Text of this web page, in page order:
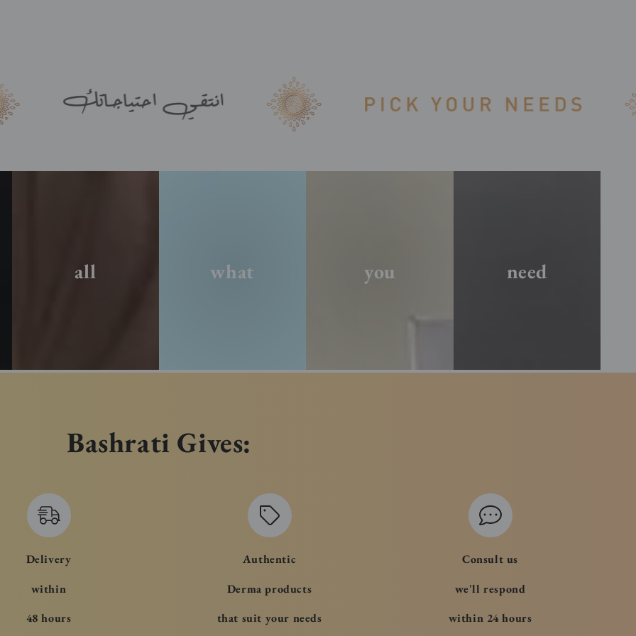
all what you need
Bashrati Gives:
Delivery
within
48 hours
Authentic
Derma products
that suit your needs
Consult us
we'll respond
within 24 hours